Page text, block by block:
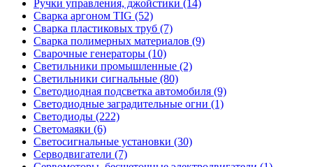
Ручки управления, джойстики (14)
Сварка аргоном TIG (52)
Сварка пластиковых труб (7)
Сварка полимерных материалов (9)
Сварочные генераторы (10)
Светильники промышленные (2)
Светильники сигнальные (80)
Светодиодная подсветка автомобиля (9)
Светодиодные заградительные огни (1)
Светодиоды (222)
Светомаяки (6)
Светосигнальные установки (30)
Серводвигатели (7)